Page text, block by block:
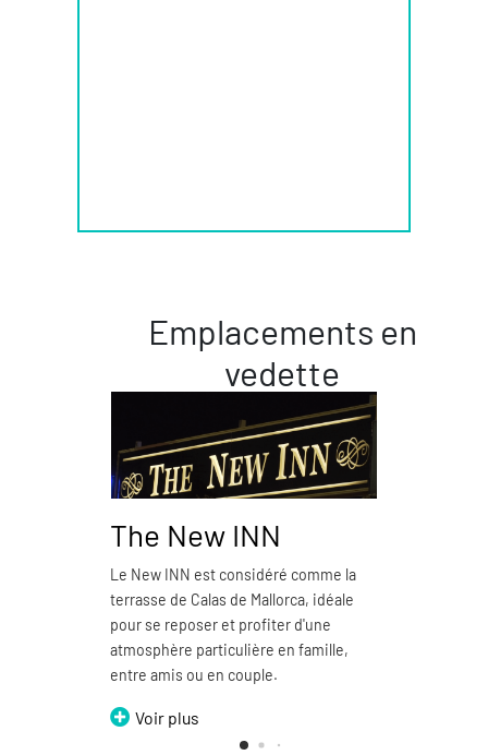
Emplacements en
vedette
The New INN
Le New INN est considéré comme la
terrasse de Calas de Mallorca, idéale
pour se reposer et profiter d'une
atmosphère particulière en famille,
entre amis ou en couple.
Voir plus